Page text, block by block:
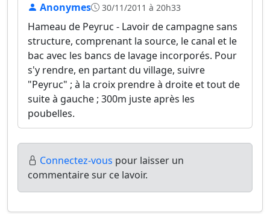
Anonymes 30/11/2011 à 20h33
Hameau de Peyruc - Lavoir de campagne sans
structure, comprenant la source, le canal et le
bac avec les bancs de lavage incorporés. Pour
s'y rendre, en partant du village, suivre
"Peyruc" ; à la croix prendre à droite et tout de
suite à gauche ; 300m juste après les
poubelles.
Connectez-vous pour laisser un
commentaire sur ce lavoir.